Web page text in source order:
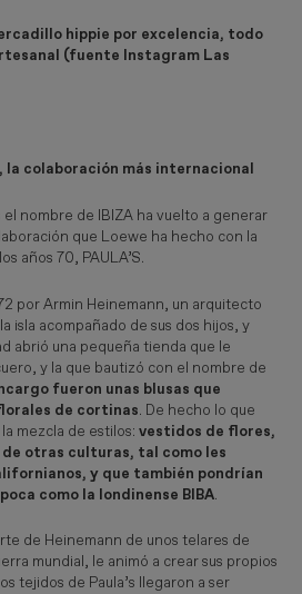
hippie por excelencia, todo
(fuente Instagram Las
la colaboración más internacional
el nombre de IBIZA ha vuelto a generar
que Loewe ha hecho con la
años 70, PAULA’S.
por Armin Heinemann, un arquitecto
isla acompañado de sus dos hijos, y
abrió una pequeña tienda que le
y la que bautizó con el nombre de
fueron unas blusas que
de cortinas. De hecho lo que
la mezcla de estilos:vestidos de flores,
otras culturas, tal como les
y que también pondrían
como la londinense BIBA.
de Heinemann de unos telares de
mundial, le animó a crear sus propios
tejidos de Paula’s llegaron a ser